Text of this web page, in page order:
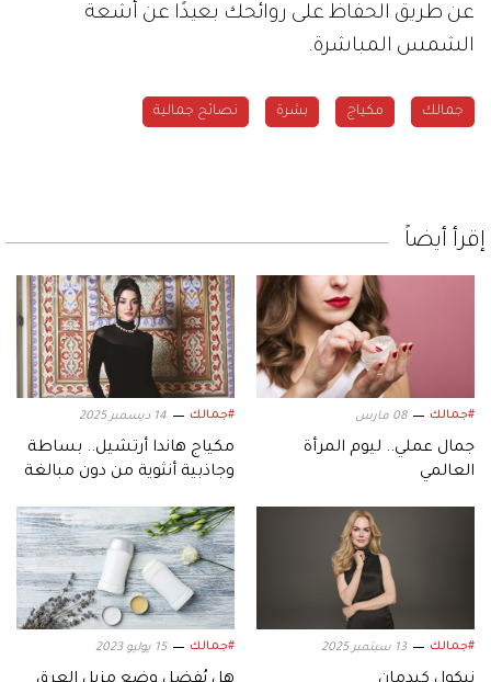
عن طريق الحفاظ على روائحك بعيدًا عن أشعة
الشمس المباشرة.
جمالك مكياج بشرة نصائح جمالية
إقرأ أيضاً
#جمالك 08 مارس
جمال عملي.. ليوم المرأة
العالمي
#جمالك 14 ديسمبر 2025
مكياج هاندا أرتشيل.. بساطة
وجاذبية أنثوية من دون مبالغة
#جمالك 13 سبتمبر 2025 #جمالك 15 يوليو 2023